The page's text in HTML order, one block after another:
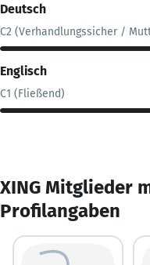
Deutsch
C2 (Verhandlungssicher /
Englisch
C1 (Fließend)
XING Mitglieder
Profilangaben